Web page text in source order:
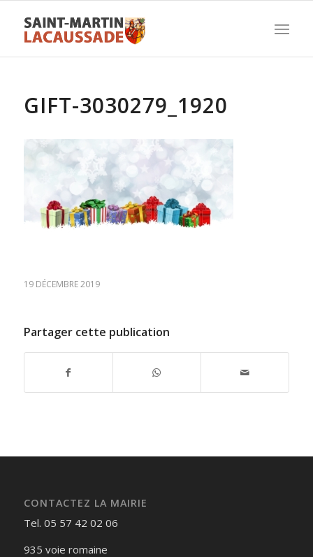
GIFT-3030279_1920
19 DÉCEMBRE 2019
Partager cette publication
CONTACTEZ LA MAIRIE
Tel. 05 57 42 02 06
935 voie romaine